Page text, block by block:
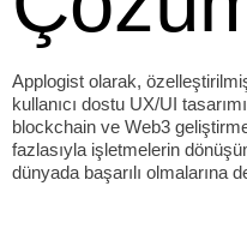
8
Applogist olarak,
kullanıcı dostu UX/UI
blockchain ve Web3
fazlasıyla işletmelerin
dünyada başarılı olmalarına